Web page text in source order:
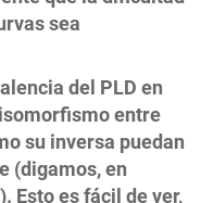
sea
del PLD en
entre
su inversa puedan
(digamos, en
Esto es fácil de ver,